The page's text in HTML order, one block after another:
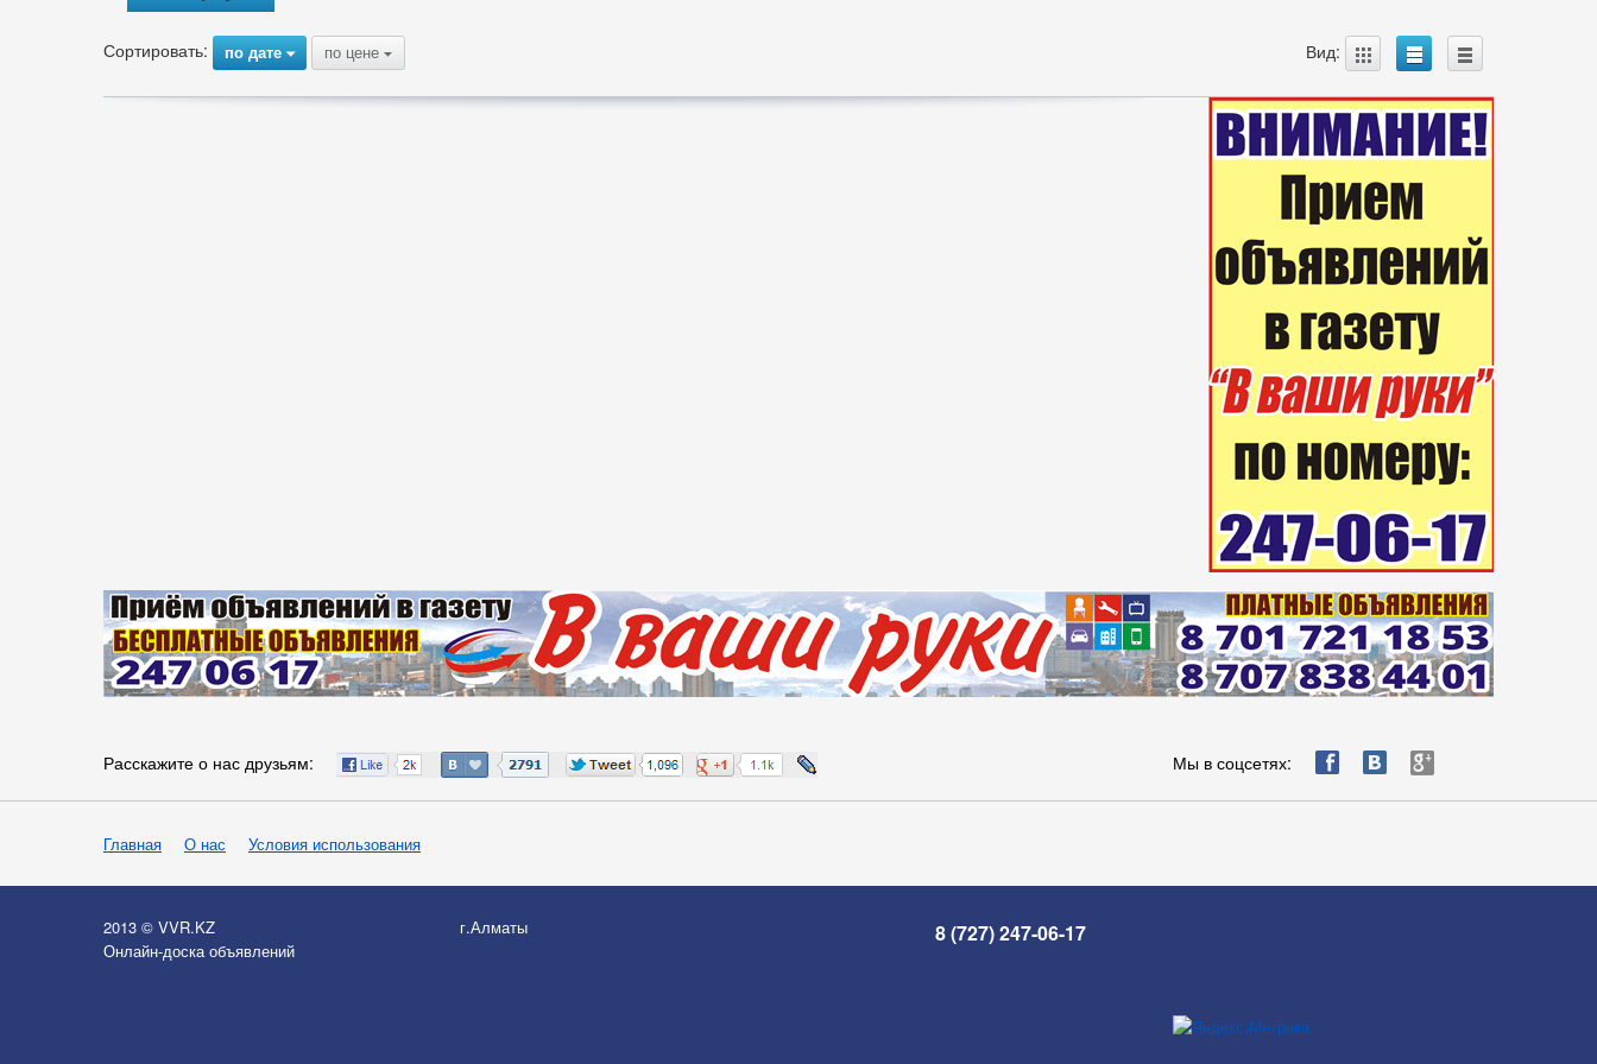
Сортировать: по дате{ по цене { Вид: A B C
Расскажите о нас друзьям: Мы в соцсетях: ä æ è
Главная О нас Условия использования
2013 © VVR.KZ
Онлайн-доска объявлений
г.Алматы 8 (727) 247-06-17